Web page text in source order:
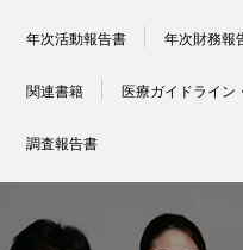
年次活動報告書 年次財務報
関連書籍 医療ガイドライン
調査報告書